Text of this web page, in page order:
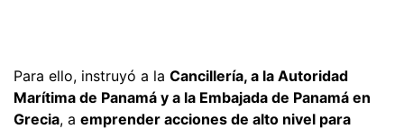
Para ello, instruyó a la Cancillería, a la Autoridad
Marítima de Panamá y a la Embajada de Panamá en
Grecia, a emprender acciones de alto nivel para